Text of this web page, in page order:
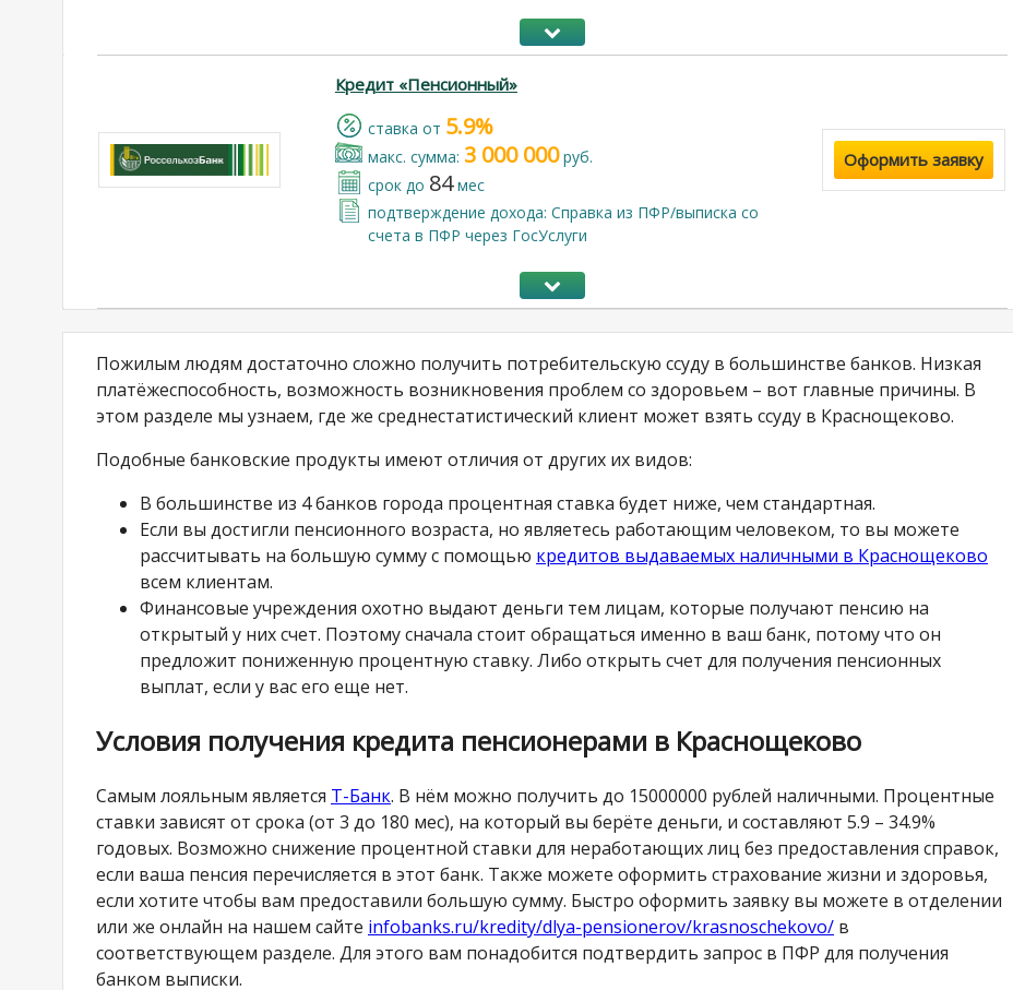
Кредит «Пенсионный»
cтавка от 5.9%
макс. сумма: 3 000 000руб.
срок до 84мес
подтверждение дохода: Справка из ПФР/выписка со
счета в ПФР через ГосУслуги
Оформить заявку
Пожилым людям достаточно сложно получить потребительскую ссуду в большинстве банков. Низкая
платёжеспособность, возможность возникновения проблем со здоровьем – вот главные причины. В
этом разделе мы узнаем, где же среднестатистический клиент может взять ссуду в Краснощеково.
Подобные банковские продукты имеют отличия от других их видов:
В большинстве из 4 банков города процентная ставка будет ниже, чем стандартная.
Если вы достигли пенсионного возраста, но являетесь работающим человеком, то вы можете
рассчитывать на большую сумму с помощью кредитов выдаваемых наличными в Краснощеково
всем клиентам.
Финансовые учреждения охотно выдают деньги тем лицам, которые получают пенсию на
открытый у них счет. Поэтому сначала стоит обращаться именно в ваш банк, потому что он
предложит пониженную процентную ставку. Либо открыть счет для получения пенсионных
выплат, если у вас его еще нет.
Условия получения кредита пенсионерами в Краснощеково
Самым лояльным является Т-Банк. В нём можно получить до 15000000 рублей наличными. Процентные
ставки зависят от срока (от 3 до 180 мес), на который вы берёте деньги, и составляют 5.9 – 34.9%
годовых. Возможно снижение процентной ставки для неработающих лиц без предоставления справок,
если ваша пенсия перечисляется в этот банк. Также можете оформить страхование жизни и здоровья,
если хотите чтобы вам предоставили большую сумму. Быстро оформить заявку вы можете в отделении
или же онлайн на нашем сайте infobanks.ru/kredity/dlya-pensionerov/krasnoschekovo/ в
соответствующем разделе. Для этого вам понадобится подтвердить запрос в ПФР для получения
банком выписки.